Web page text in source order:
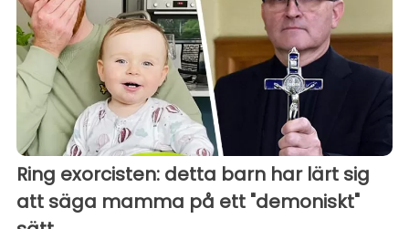
Ring exorcisten: detta barn har lärt sig
att säga mamma på ett "demoniskt"